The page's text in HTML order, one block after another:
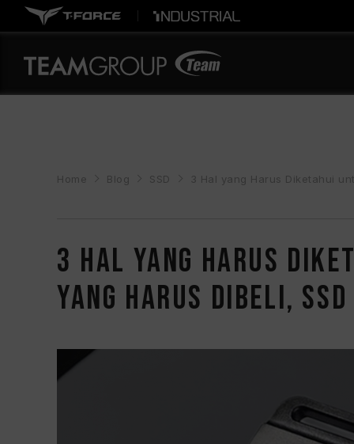
Home Blog SSD 3 Hal yang Harus Diketahui
3 Hal yang Harus
yang Harus Dibeli,